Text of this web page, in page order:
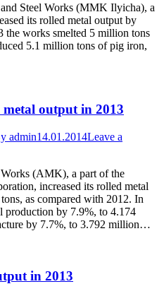
Steel Works (MMK Ilyicha), a
its rolled metal output by
works smelted 5 million tons
5.1 million tons of pig iron,
metal output in 2013
admin14.01.2014Leave a
(AMK), a part of the
increased its rolled metal
as compared with 2012. In
production by 7.9%, to 4.174
by 7.7%, to 3.792 million…
in 2013